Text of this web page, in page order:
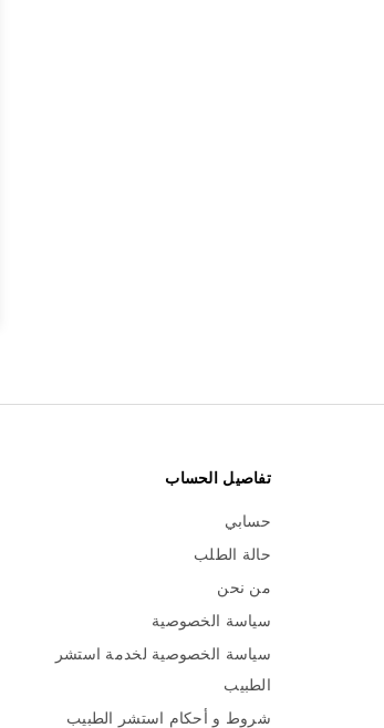
تفاصيل الحساب
حسابي
حالة الطلب
من نحن
سياسة الخصوصية
سياسة الخصوصية لخدمة استشر
الطبيب
شروط و أحكام استشر الطبيب